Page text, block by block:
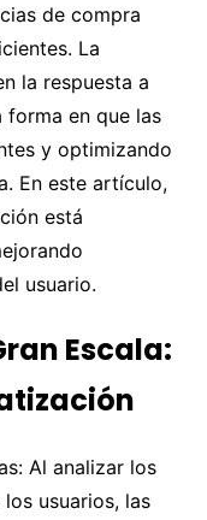
de compra
La
la respuesta a
forma en que las
y optimizando
En este artículo,
está
usuario.
Escala:
Al analizar los
usuarios, las